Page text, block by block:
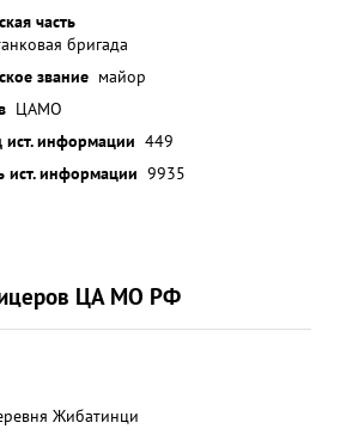
часть
бригада
звание майор
ЦАМО
информации 449
ист. информации 9935
ЦА МО РФ
Жибатинци